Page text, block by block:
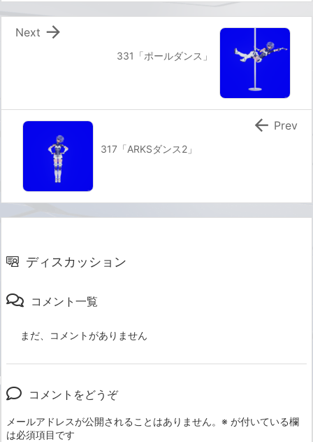
331「ポールダンス」

Next
317「ARKSダンス2」
 Prev
ディスカッション
コメント一覧
まだ、コメントがありません
コメントをどうぞ
メールアドレスが公開されることはありません。 ※ が付いている欄
は必須項目です